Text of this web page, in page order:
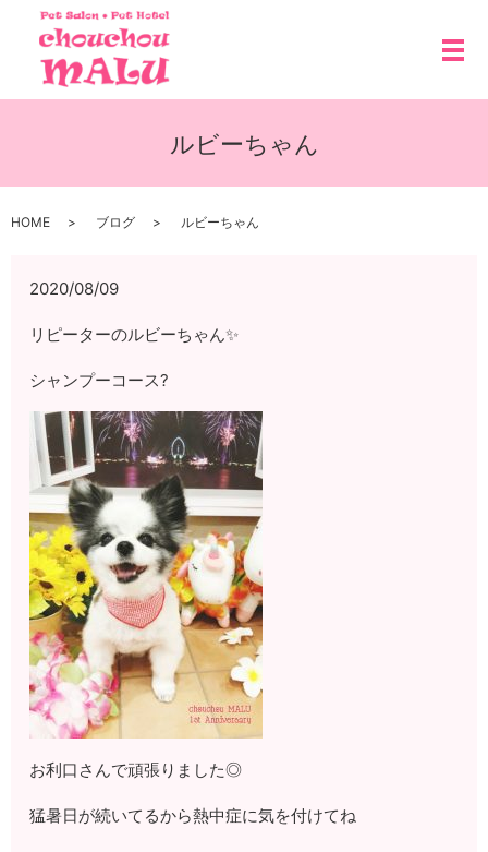
メ
ルビーちゃん
HOME ブログ ルビーちゃん
2020/08/09
リピーターのルビーちゃん✨
シャンプーコース?
お利口さんで頑張りました◎
猛暑日が続いてるから熱中症に気を付けてね